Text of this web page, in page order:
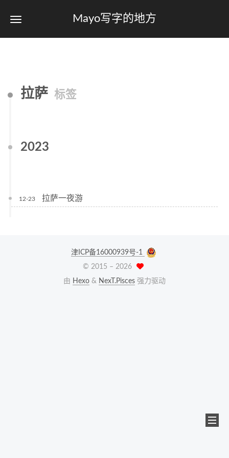
Mayo写字的地方
拉萨 标签
2023
12-23 拉萨一夜游
津ICP备16000939号-1
© 2015 – 2026
由 Hexo & NexT.Pisces 强力驱动